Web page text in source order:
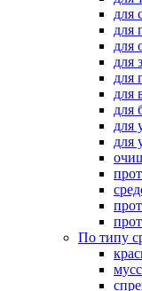
для
для
для
для
для
для
для
для
для
По типу